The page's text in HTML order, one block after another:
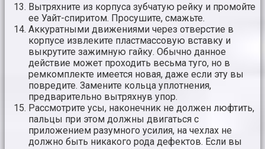
Вытряхните из корпуса зубчатую рейку и промойте
ее Уайт-спиритом. Просушите, смажьте.
Аккуратными движениями через отверстие в
корпусе извлеките пластмассовую вставку и
выкрутите зажимную гайку. Обычно данное
действие может проходить весьма туго, но в
ремкомплекте имеется новая, даже если эту вы
повредите. Замените кольца уплотнения,
предварительно вытряхнув упор.
Рассмотрите усы, наконечник не должен люфтить,
пальцы при этом должны двигаться с
приложением разумного усилия, на чехлах не
должно быть никакого рода дефектов. Если вы